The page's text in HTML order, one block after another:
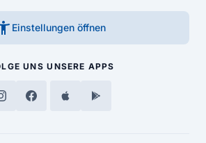
Einstellungen öffnen
UNS UNSERE APPS